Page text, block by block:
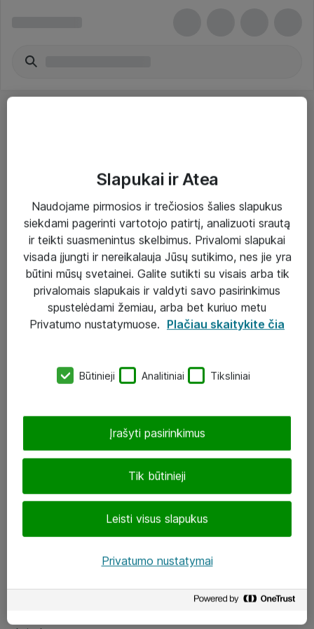
Paslaugos
Sprendimai
Įgyvendinti projektai
Atea ekspertų patarimai verslui
eShop@atea.lt
LinkedIn
Slapukai ir Atea
Naudojame pirmosios ir trečiosios šalies slapukus
siekdami pagerinti vartotojo patirtį, analizuoti srautą
ir teikti suasmenintus skelbimus. Privalomi slapukai
visada įjungti ir nereikalauja Jūsų sutikimo, nes jie yra
būtini mūsų svetainei. Galite sutikti su visais arba tik
privalomais slapukais ir valdyti savo pasirinkimus
spustelėdami žemiau, arba bet kuriuo metu
Privatumo nustatymuose. Plačiau skaitykite čia
Būtinieji Analitiniai Tiksliniai
Tik būtinieji
Leisti visus slapukus
Įrašyti pasirinkimus
Privatumo nustatymai